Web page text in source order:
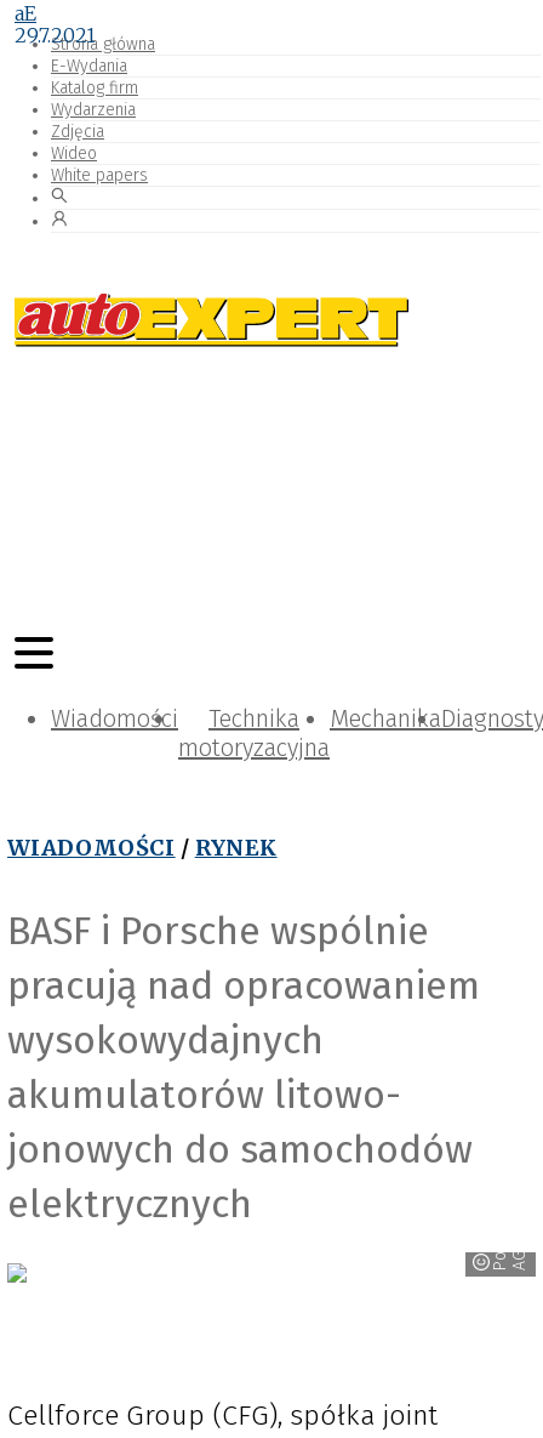
Strona główna
E-Wydania
Katalog firm
Wydarzenia
Zdjęcia
Wideo
White papers
Wiadomości
Technika
motoryzacyjna
Mechanika
WIADOMOŚCI / RYNEK
BASF i Porsche wspólnie
pracują nad opracowaniem
wysokowydajnych
akumulatorów litowo-
jonowych do samochodów
elektrycznych
Po
r
s
c
h
e
AG
aE
29.7.2021
Cellforce Group (CFG), spółka joint